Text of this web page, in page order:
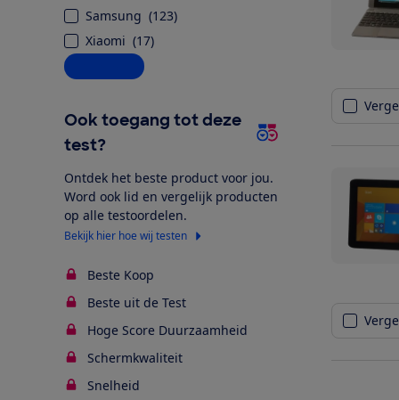
Samsung (123)
Xiaomi (17)
Alle opties
Ook toegang tot deze
test?
Ontdek het beste product voor jou.
Word ook lid en vergelijk producten
op alle testoordelen.
Bekijk hier hoe wij testen
Beste Koop
Beste uit de Test
Hoge Score Duurzaamheid
Schermkwaliteit
Snelheid